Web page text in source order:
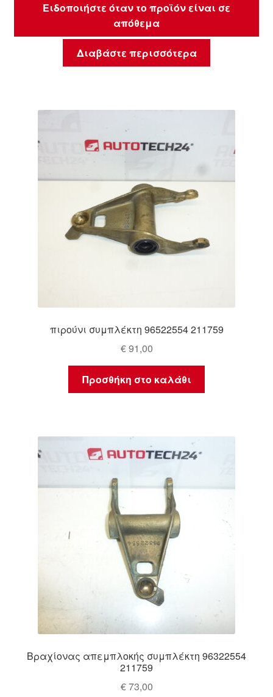
Ειδοποιήστε όταν το προϊόν είναι σε
απόθεμα
Διαβάστε περισσότερα
πιρούνι συμπλέκτη 96522554 211759
€91,00
Προσθήκη στο καλάθι
Βραχίονας απεμπλοκής συμπλέκτη 96322554
211759
€73,00